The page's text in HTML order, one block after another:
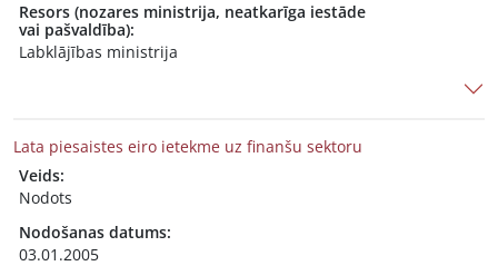
Resors (nozares ministrija, neatkarīga iestāde
vai pašvaldība):
Labklājības ministrija
Lata piesaistes eiro ietekme uz finanšu sektoru
Veids:
Nodots
Nodošanas datums:
03.01.2005